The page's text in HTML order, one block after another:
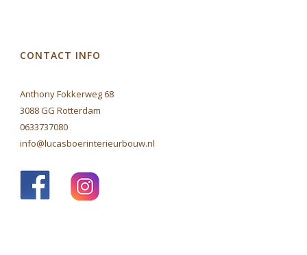
CONTACT INFO
Anthony Fokkerweg 68
3088 GG Rotterdam
0633737080
info@lucasboerinterieurbouw.nl